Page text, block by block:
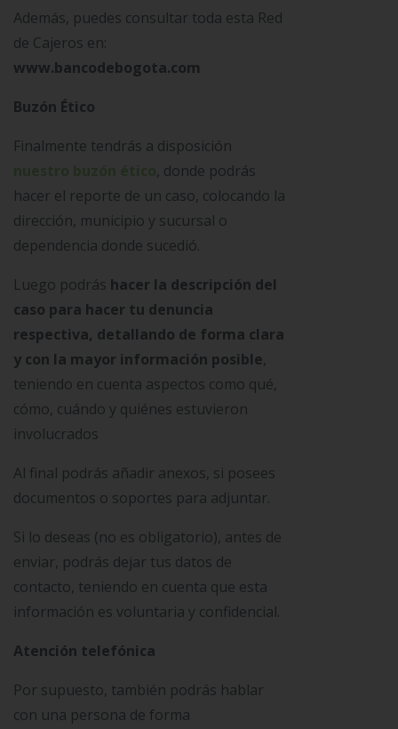
Además, puedes consultar toda esta Red
de Cajeros en:
www.bancodebogota.com
Buzón Ético
Finalmente tendrás a disposición
, donde podrás
hacer el reporte de un caso, colocando la
dirección, municipio y sucursal o
dependencia donde sucedió.
Luego podrás hacer la descripción del
caso para hacer tu denuncia
respectiva, detallando de forma clara
y con la mayor información posible,
teniendo en cuenta aspectos como qué,
cómo, cuándo y quiénes estuvieron
involucrados
Al final podrás añadir anexos, si posees
documentos o soportes para adjuntar.
Si lo deseas (no es obligatorio), antes de
enviar, podrás dejar tus datos de
contacto, teniendo en cuenta que esta
información es voluntaria y confidencial.
Atención telefónica
Por supuesto, también podrás hablar
con una persona de forma